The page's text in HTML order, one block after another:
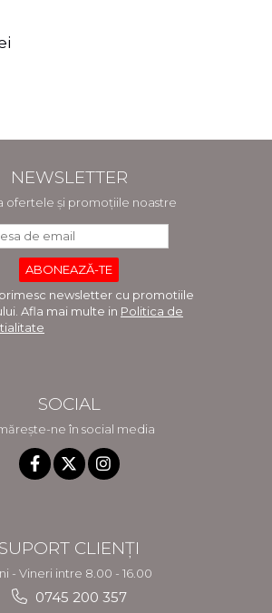
NEWSLETTER
ofertele și promoțiile noastre
newsletter cu promotiile
Afla mai multe in Politica de
SOCIAL
ne în social media
SUPORT CLIENȚI
- Vineri intre 8.00 - 16.00
0745 200 357